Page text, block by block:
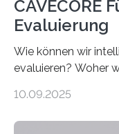
CAVECORE
Evaluierung
Wie können wir
evaluieren? Woher
sich CAVECORE –
10.09.2025